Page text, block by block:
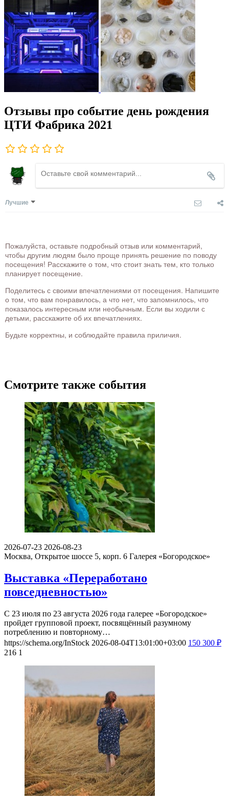
Отзывы про событие день рождения
ЦТИ Фабрика 2021
Лучшие
Пожалуйста, оставьте подробный отзыв или комментарий,
чтобы другим людям было проще принять решение по поводу
посещения! Расскажите о том, что стоит знать тем, кто только
планирует посещение.
Поделитесь с своими впечатлениями от посещения. Напишите
о том, что вам понравилось, а что нет, что запомнилось, что
показалось интересным или необычным. Если вы ходили с
детьми, расскажите об их впечатлениях.
Будьте корректны, и соблюдайте правила приличия.
Смотрите также события
2026-07-23 2026-08-23
Москва, Открытое шоссе 5, корп. 6 Галерея «Богородское»
Выставка «Переработано
повседневностью»
С 23 июля по 23 августа 2026 года галерее «Богородское»
пройдет групповой проект, посвящённый разумному
потреблению и повторному…
https://schema.org/InStock 2026-08-04T13:01:00+03:00 150 300 ₽
216 1